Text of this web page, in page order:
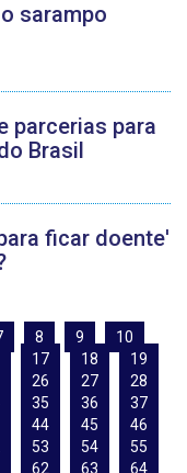
sarampo
parcerias para
Brasil
ficar doente'
8 9
10
17 18
19
26 27
28
35 36
37
44 45
46
53 54
55
62 63 64